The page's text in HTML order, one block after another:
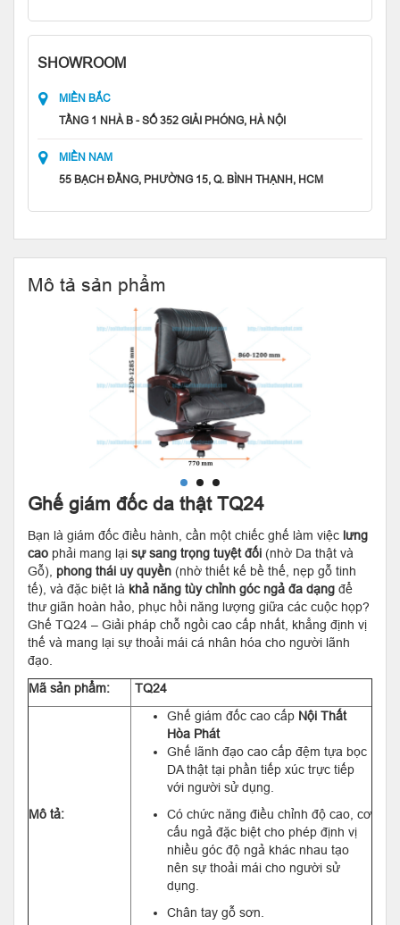
SHOWROOM
MIỀN BẮC
TẦNG 1 NHÀ B - SỐ 352 GIẢI PHÓNG, HÀ NỘI
MIỀN NAM
55 BẠCH ĐẰNG, PHƯỜNG 15, Q. BÌNH THẠNH, HCM
Mô tả sản phẩm
Ghế giám đốc da thật TQ24
Bạn là giám đốc điều hành, cần một chiếc ghế làm việc lưng
cao phải mang lại sự sang trọng tuyệt đối (nhờ Da thật và
Gỗ), phong thái uy quyền (nhờ thiết kế bề thế, nẹp gỗ tinh
tế), và đặc biệt là khả năng tùy chỉnh góc ngả đa dạng để
thư giãn hoàn hảo, phục hồi năng lượng giữa các cuộc họp?
Ghế TQ24 – Giải pháp chỗ ngồi cao cấp nhất, khẳng định vị
thế và mang lại sự thoải mái cá nhân hóa cho người lãnh
đạo.
Mã sản phẩm:
TQ24
Mô tả:
Ghế giám đốc cao cấp Nội Thất
Hòa Phát
Ghế lãnh đạo cao cấp đệm tựa bọc
DA thật tại phần tiếp xúc trực tiếp
với người sử dụng.
Có chức năng điều chỉnh độ cao, cơ
cấu ngả đặc biệt cho phép định vị
nhiều góc độ ngả khác nhau tạo
nên sự thoải mái cho người sử
dụng.
Chân tay gỗ sơn.